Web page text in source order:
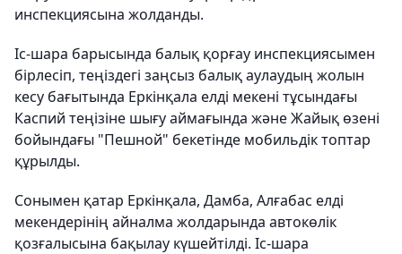
инспекциясына жолданды.
Іс-шара барысында балық қорғау инспекциясымен
бірлесіп, теңіздегі заңсыз балық аулаудың жолын
кесу бағытында Еркінқала елді мекені тұсындағы
Каспий теңізіне шығу аймағында және Жайық өзені
бойындағы "Пешной" бекетінде мобильдік топтар
құрылды.
Сонымен қатар Еркінқала, Дамба, Алғабас елді
мекендерінің айналма жолдарында автокөлік
қозғалысына бақылау күшейтілді. Іс-шара